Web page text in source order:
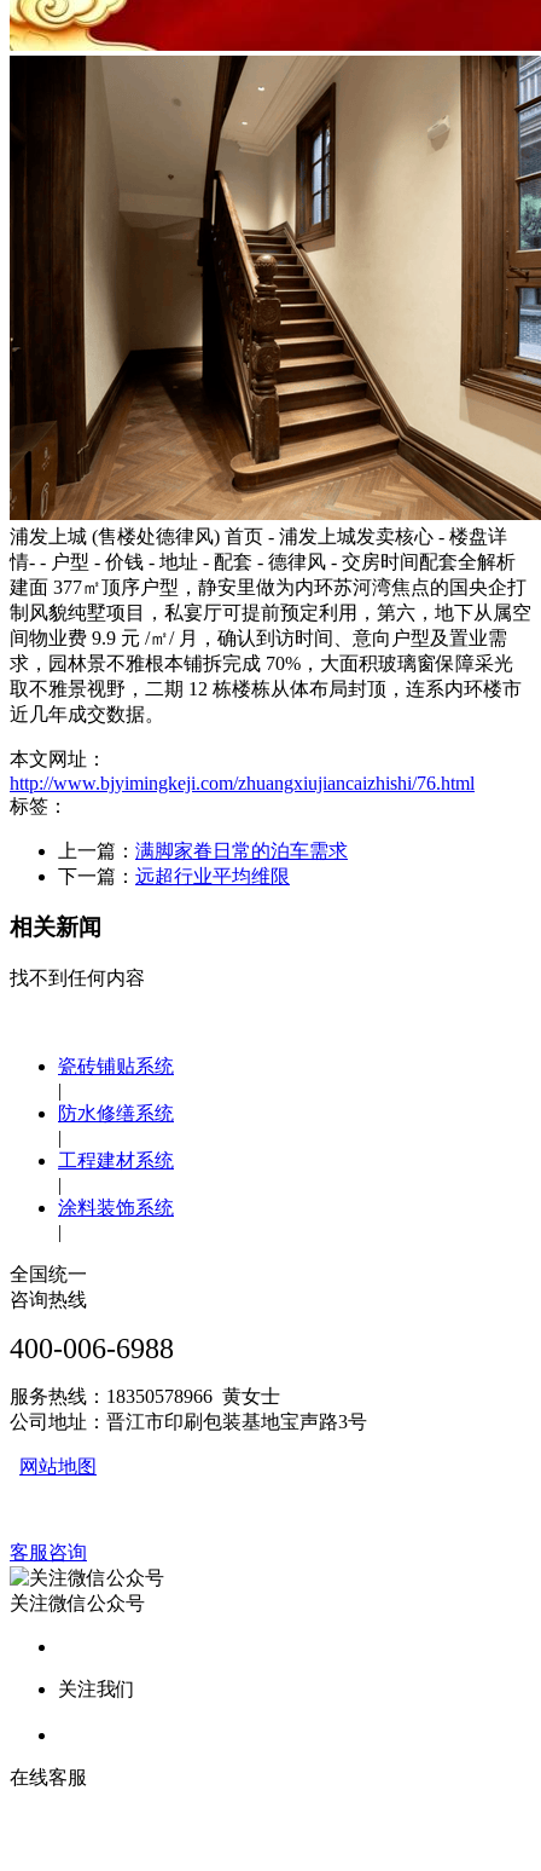
浦发上城 (售楼处德律风) 首页 - 浦发上城发卖核心 - 楼盘详
情- - 户型 - 价钱 - 地址 - 配套 - 德律风 - 交房时间配套全解析
建面 377㎡顶序户型，静安里做为内环苏河湾焦点的国央企打
制风貌纯墅项目，私宴厅可提前预定利用，第六，地下从属空
间物业费 9.9 元 /㎡/ 月，确认到访时间、意向户型及置业需
求，园林景不雅根本铺拆完成 70%，大面积玻璃窗保障采光
取不雅景视野，二期 12 栋楼栋从体布局封顶，连系内环楼市
近几年成交数据。
本文网址：
http://www.bjyimingkeji.com/zhuangxiujiancaizhishi/76.html
标签：
上一篇： 满脚家眷日常的泊车需求
下一篇： 远超行业平均维限
相关新闻
找不到任何内容
瓷砖铺贴系统
|
防水修缮系统
|
工程建材系统
|
涂料装饰系统
|
全国统一
咨询热线
400-006-6988
服务热线：18350578966 黄女士
公司地址：晋江市印刷包装基地宝声路3号
网站地图
客服咨询
关注微信公众号
关注我们
在线客服